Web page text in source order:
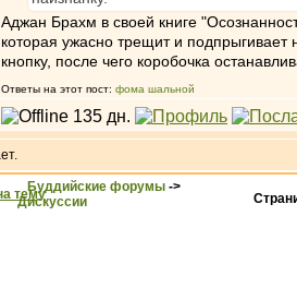
Аджан Брахм в своей книге
которая ужасно трещит и подпрыгивает
кнопку, после чего коробочка
Ответы на этот пост: фома шальной
Буддийские форумы ->
Дискуссии